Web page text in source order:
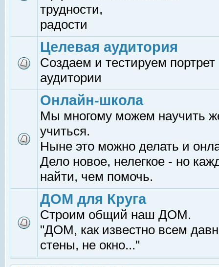
трудности,
радости
Целевая аудитория
Создаем и тестируем
аудитории
Онлайн-школа
Мы многому можем научить
учиться.
Ныне это можно делать и
Дело новое, нелегкое - но
найти, чем помочь.
ДОМ для Круга
Строим общий наш ДОМ.
"ДОМ, как известно всем
стены, не окно..."